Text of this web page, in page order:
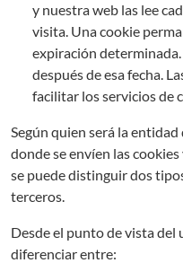
y nuestra web las lee
visita. Una cookie
expiración
después de esa fecha.
facilitar los servicios de
Según quien será la
donde se envíen las
se puede distinguir dos
terceros.
Desde el punto de vista del
diferenciar entre: